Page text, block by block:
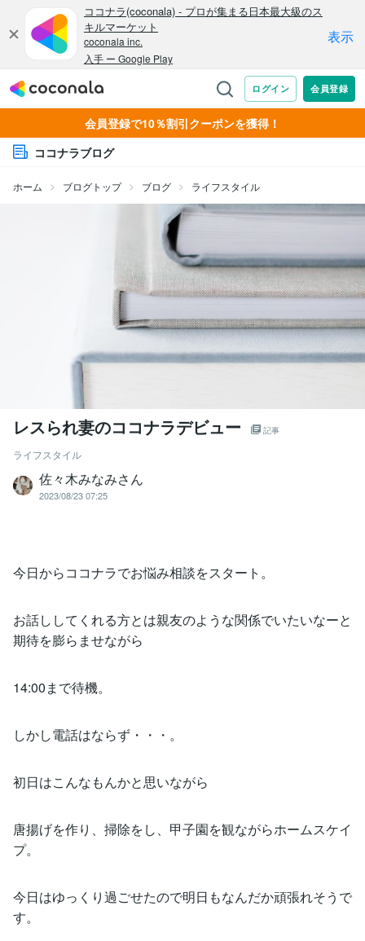
会員登録で10％割引クーポンを獲得！
ココナラブログ
ホーム ブログトップ ブログ ライフスタイル
レスられ妻のココナラデビュー 記事
ライフスタイル
佐々木みなみさん
2023/08/23 07:25
今日からココナラでお悩み相談をスタート。
お話ししてくれる方とは親友のような関係でいたいなーと
期待を膨らませながら
14:00まで待機。
しかし電話はならず・・・。
初日はこんなもんかと思いながら
唐揚げを作り、掃除をし、甲子園を観ながらホームスケイ
プ。
今日はゆっくり過ごせたので明日もなんだか頑張れそうで
す。